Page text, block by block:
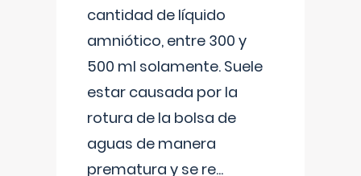
cantidad de líquido
amniótico, entre 300 y
500 ml solamente. Suele
estar causada por la
rotura de la bolsa de
aguas de manera
prematura y se re...